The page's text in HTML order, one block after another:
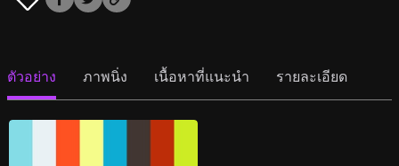
ตัวอย่าง ภาพนิ่ง เนื้อหาที่แนะนำ รายละเอียด